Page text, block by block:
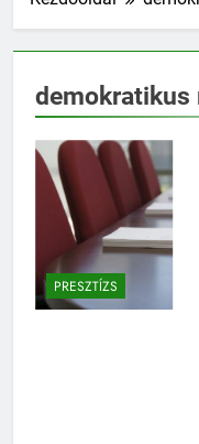
demokratikus
PRESZTÍZS